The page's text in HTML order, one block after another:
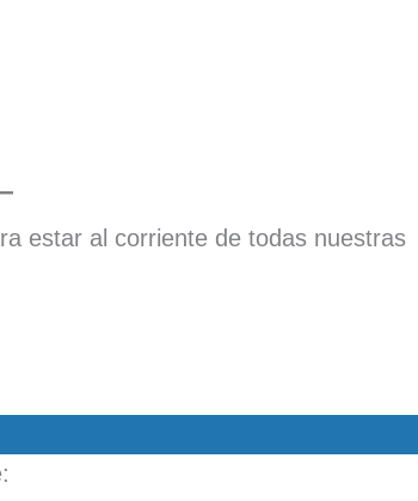
estar al corriente de todas nuestras